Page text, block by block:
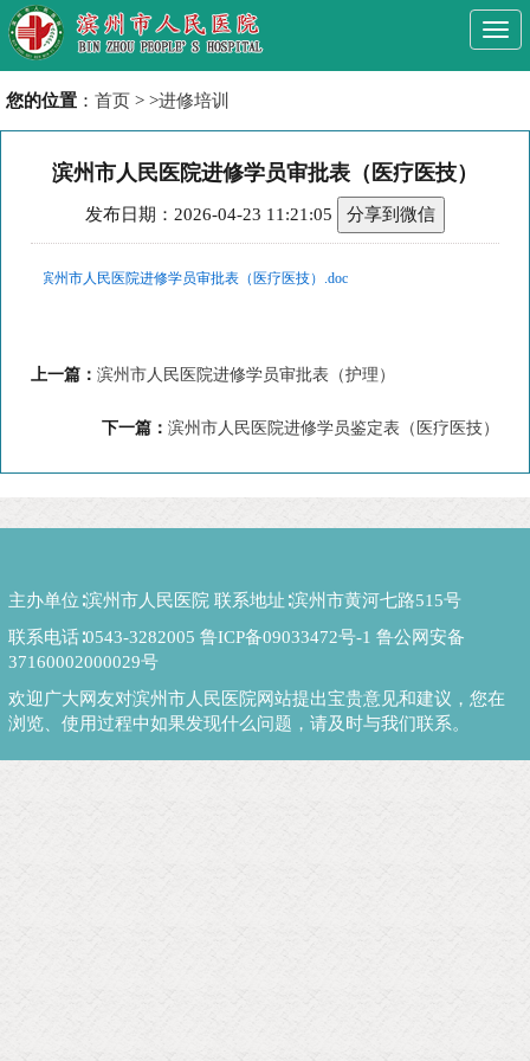
您的位置 ： 首页 > >进修培训
滨州市人民医院进修学员审批表（医疗医技）
发布日期：2026-04-23 11:21:05 分享到微信
滨州市人民医院进修学员审批表（医疗医技）.doc
上一篇：滨州市人民医院进修学员审批表（护理）
下一篇： 滨州市人民医院进修学员鉴定表（医疗医技）
主办单位∶滨州市人民医院 联系地址∶滨州市黄河七路515号
联系电话∶0543-3282005 鲁ICP备09033472号-1 鲁公网安备
37160002000029号
欢迎广大网友对滨州市人民医院网站提出宝贵意见和建议，您在
浏览、使用过程中如果发现什么问题，请及时与我们联系。